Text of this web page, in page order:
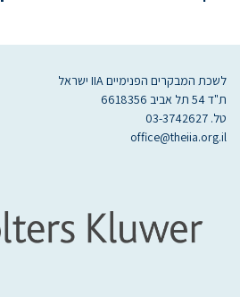
לשכת המבקרים הפנימיים IIA ישראל
ת"ד 54 תל אביב 6618356
טל. 03-3742627
office@theiia.org.il